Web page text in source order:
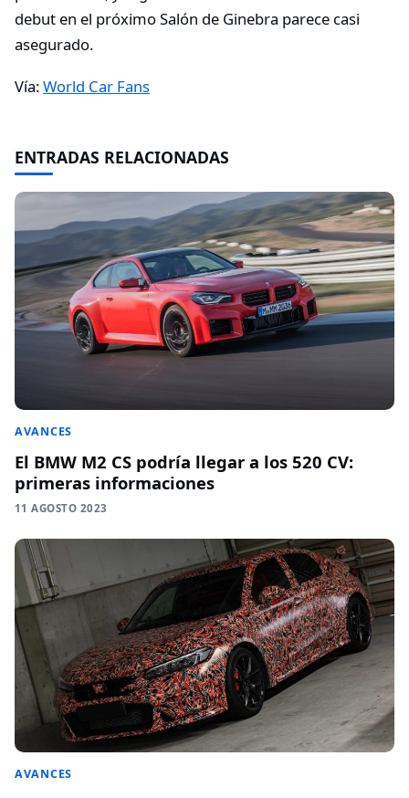
debut en el próximo Salón de Ginebra parece casi
asegurado.
Vía:World Car Fans
ENTRADAS RELACIONADAS
AVANCES
El BMW M2 CS podría llegar a los 520 CV:
primeras informaciones
11 AGOSTO 2023
AVANCES